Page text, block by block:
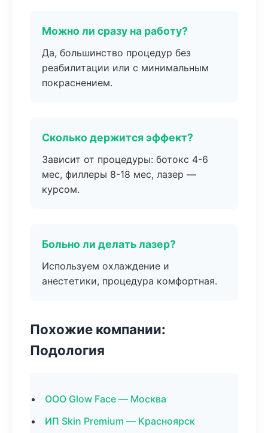
Можно ли сразу на работу?
Да, большинство процедур без
реабилитации или с минимальным
покраснением.
Сколько держится эффект?
Зависит от процедуры: ботокс 4-6
мес, филлеры 8-18 мес, лазер —
курсом.
Больно ли делать лазер?
Используем охлаждение и
анестетики, процедура комфортная.
Похожие компании:
Подология
ООО Glow Face — Москва
ИП Skin Premium — Красноярск